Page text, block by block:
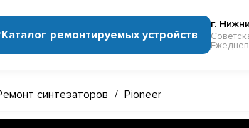
Каталог ремонтируемых устройств
г.
синтезаторов / Pioneer